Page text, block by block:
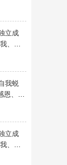
立成
、超
我蜕
恩、确
立成
、超